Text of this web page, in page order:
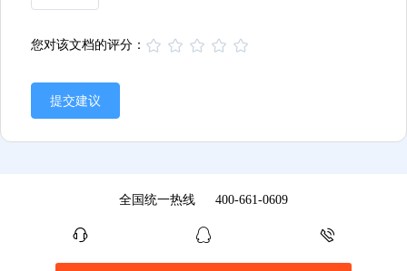
您对该文档的评分：
提交建议
全国统一热线 400-661-0609